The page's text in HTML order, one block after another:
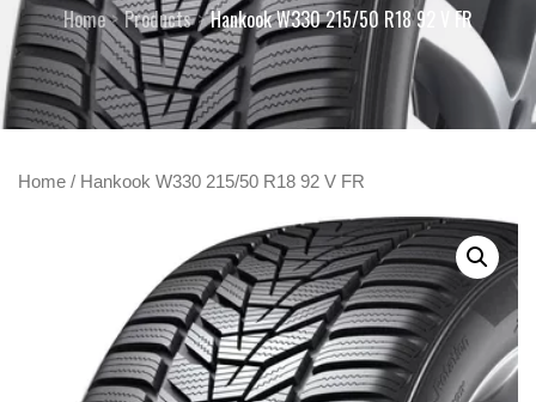
Home Products Hankook W330 215/50 R18 92 V FR
Home / Hankook W330 215/50 R18 92 V FR